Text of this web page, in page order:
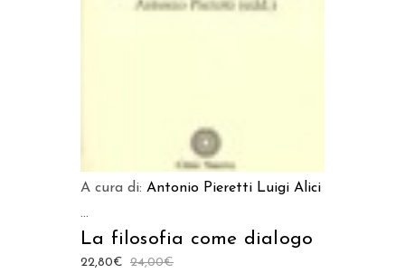
A cura di: Antonio Pieretti Luigi Alici
...
La filosofia come dialogo
24,00€
22,80€